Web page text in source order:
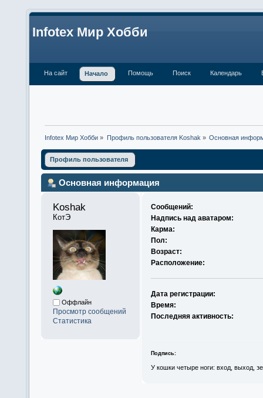
Infotex Мир Хобби
На сайт Начало Помощь Поиск Календарь
Infotex Мир Хобби » Профиль пользователя Koshak » Основная
Профиль пользователя
Основная информация
Koshak
КотЭ
Оффлайн
Просмотр сообщений
Статистика
Сообщений:
Надпись над аватаром:
Карма:
Пол:
Возраст:
Расположение:
Дата регистрации:
Время:
Последняя активность:
Подпись:
У кошки четыре ноги: вход, выход,